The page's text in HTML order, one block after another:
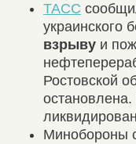
ТАСС
украинского
взрыву и
Ростовской
Минобороны